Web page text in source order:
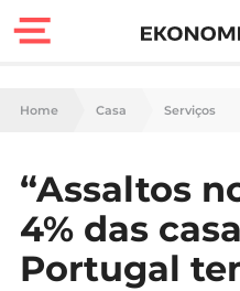
Finanças
Carreira
Casa
Home Casa Serviços
“Assaltos
4% das
Portugal